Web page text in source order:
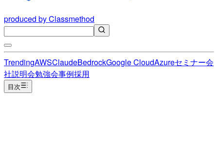
produced by Classmethod
TrendingAWSClaudeBedrockGoogle CloudAzureセミナー会
社説明会勉強会事例採用
目次